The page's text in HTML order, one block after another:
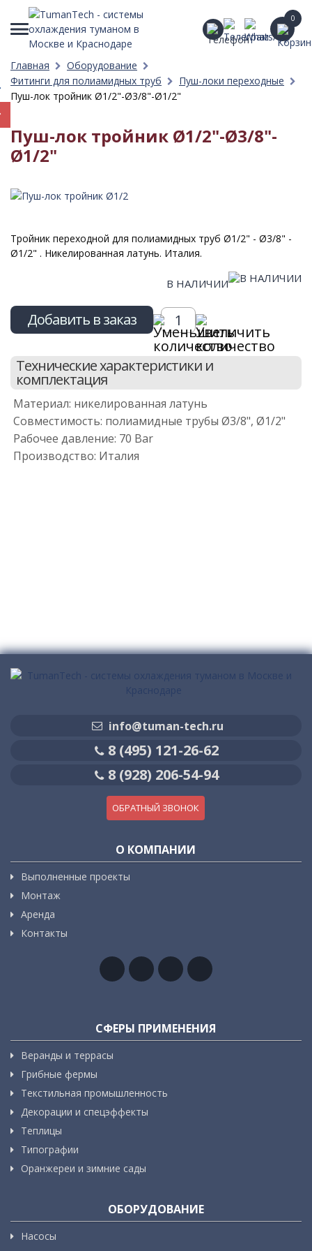
0
Главная
Оборудование
Фитинги для полиамидных труб
Пуш-локи переходные
Пуш-лок тройник Ø1/2"-Ø3/8"-Ø1/2"
Пуш-лок тройник Ø1/2"-Ø3/8"-
Ø1/2"
Тройник переходной для полиамидных труб Ø1/2" - Ø3/8" -
Ø1/2" . Никелированная латунь. Италия.
В НАЛИЧИИ
Добавить в заказ
Технические характеристики и
комплектация
Материал: никелированная латунь
Совместимость: полиамидные трубы Ø3/8", Ø1/2"
Рабочее давление: 70 Bar
Производство: Италия
info@tuman-tech.ru
8 (495) 121-26-62
8 (928) 206-54-94
ОБРАТНЫЙ ЗВОНОК
О КОМПАНИИ
Выполненные проекты
Монтаж
Аренда
Контакты
СФЕРЫ ПРИМЕНЕНИЯ
Веранды и террасы
Грибные фермы
Текстильная промышленность
Декорации и спецэффекты
Теплицы
Типографии
Оранжереи и зимние сады
ОБОРУДОВАНИЕ
Насосы